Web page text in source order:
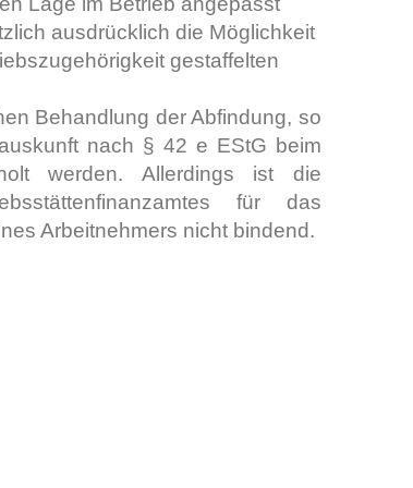
ausdrücklich die Möglichkeit
gestaffelten
Behandlung der Abfindung, so
nach § 42 e EStG beim
werden. Allerdings ist die
für das
Arbeitnehmers nicht bindend.